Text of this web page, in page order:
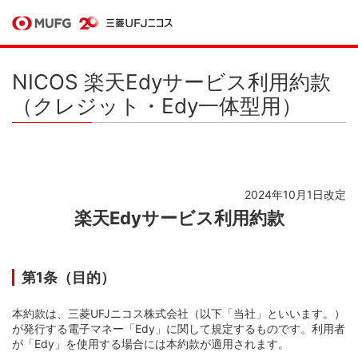
NICOS 楽天Edyサービス利用約款
（クレジット・Edy一体型用）
2024年10月1日改定
楽天Edyサービス利用約款
第1条（目的）
本約款は、三菱UFJニコス株式会社（以下「当社」といいます。）
が発行する電子マネー「Edy」に関して規定するものです。利用者
が「Edy」を使用する場合には本約款が適用されます。